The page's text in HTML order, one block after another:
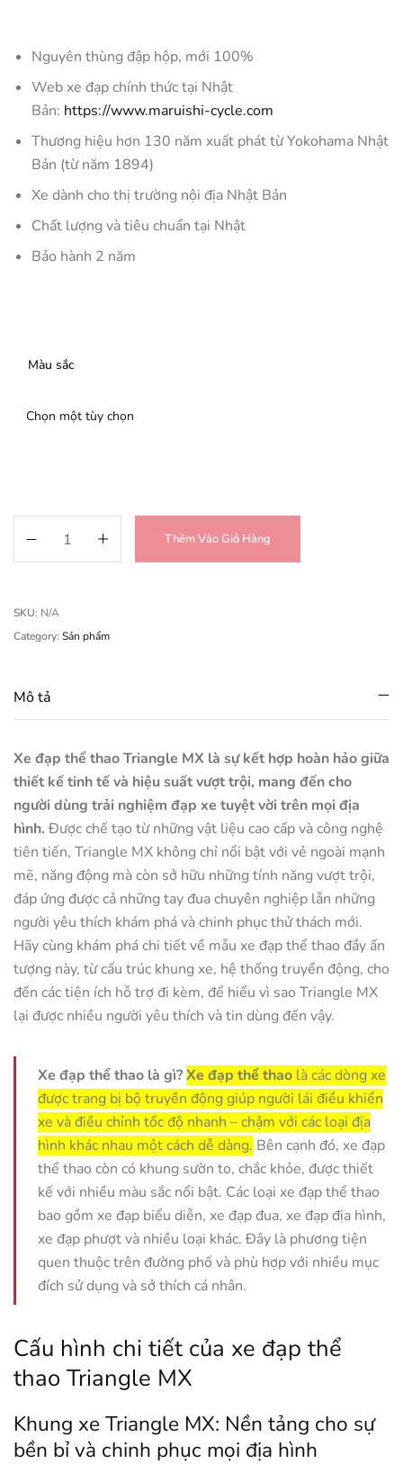
Nguyên thùng đập hộp, mới 100%
Web xe đạp chính thức tại Nhật
Bản: https://www.maruishi-cycle.com
Thương hiệu hơn 130 năm xuất phát từ Yokohama Nhật
Bản (từ năm 1894)
Xe dành cho thị trường nội địa Nhật Bản
Chất lượng và tiêu chuẩn tại Nhật
Bảo hành 2 năm
Màu sắc
Thêm Vào Giỏ Hàng
SKU: N/A
Category: Sản phẩm
Mô tả
Xe đạp thể thao Triangle MX là sự kết hợp hoàn hảo giữa
thiết kế tinh tế và hiệu suất vượt trội, mang đến cho
người dùng trải nghiệm đạp xe tuyệt vời trên mọi địa
hình. Được chế tạo từ những vật liệu cao cấp và công nghệ
tiên tiến, Triangle MX không chỉ nổi bật với vẻ ngoài mạnh
mẽ, năng động mà còn sở hữu những tính năng vượt trội,
đáp ứng được cả những tay đua chuyên nghiệp lẫn những
người yêu thích khám phá và chinh phục thử thách mới.
Hãy cùng khám phá chi tiết về mẫu xe đạp thể thao đầy ấn
tượng này, từ cấu trúc khung xe, hệ thống truyền động, cho
đến các tiện ích hỗ trợ đi kèm, để hiểu vì sao Triangle MX
lại được nhiều người yêu thích và tin dùng đến vậy.
Xe đạp thể thao là gì?Xe đạp thể thao là các dòng xe
được trang bị bộ truyền động giúp người lái điều khiển
xe và điều chỉnh tốc độ nhanh – chậm với các loại địa
hình khác nhau một cách dễ dàng. Bên cạnh đó, xe đạp
thể thao còn có khung sườn to, chắc khỏe, được thiết
kế với nhiều màu sắc nổi bật. Các loại xe đạp thể thao
bao gồm xe đạp biểu diễn, xe đạp đua, xe đạp địa hình,
xe đạp phượt và nhiều loại khác. Đây là phương tiện
quen thuộc trên đường phố và phù hợp với nhiều mục
đích sử dụng và sở thích cá nhân.
Cấu hình chi tiết của xe đạp thể
thao Triangle MX
Khung xe Triangle MX: Nền tảng cho sự
bền bỉ và chinh phục mọi địa hình